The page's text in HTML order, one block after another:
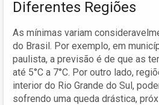
Diferentes Regiões
As mínimas variam
do Brasil. Por exemplo, em
paulista, a previsão é de que as
até 5°C a 7°C. Por outro lado,
interior do Rio Grande do Sul,
sofrendo uma queda drástica,